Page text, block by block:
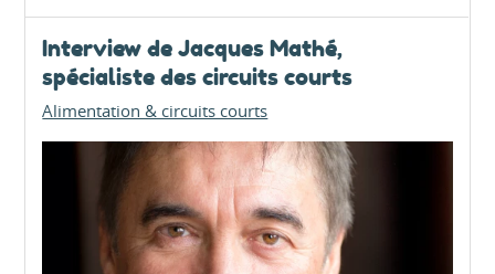
Interview de Jacques Mathé,
spécialiste des circuits courts
Alimentation & circuits courts